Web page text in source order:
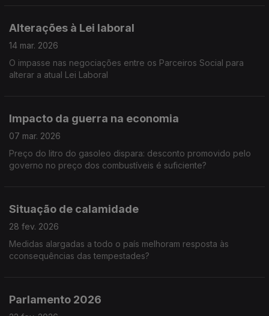
Alterações à Lei laboral
14 mar. 2026
O impasse nas negociações entre os Parceiros Social para
alterar a atual Lei Laboral
Impacto da guerra na economia
07 mar. 2026
Preço do litro do gasoleo dispara: desconto promovido pelo
governo no preço dos combustíveis é suficiente?
Situação de calamidade
28 fev. 2026
Medidas alargadas a todo o país melhoram resposta às
cconsequências das tempestades?
Parlamento 2026